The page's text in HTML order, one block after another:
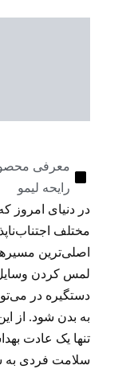
رایحه لیمو
در دنیای امروز
مختلف
اصلی‌ترین
لمس کردن
دستگیره در
به بدن شود. از
تنها یک عادت
سلامت فردی به